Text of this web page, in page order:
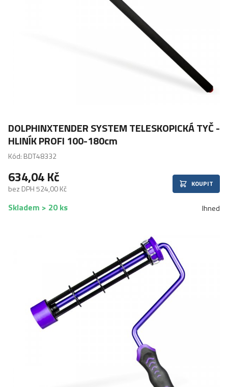
DOLPHINXTENDER SYSTEM TELESKOPICKÁ TYČ -
HLINÍK PROFI 100-180cm
Kód: BDT48332
634,04 Kč
bez DPH 524,00 Kč KOUPIT
Skladem > 20 ks Ihned